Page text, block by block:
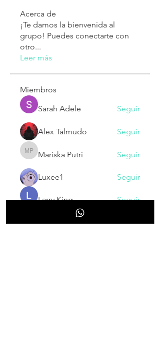
Acerca de
¡Te damos la bienvenida al
grupo! Puedes conectarte con
otro...
Leer más
Miembros
Sarah Adele
Seguir
Alex Talmudo Seguir
Mariska Putri
Mariska Putri Seguir
Luxee1 Seguir
Larry King
Seguir
Ver todos los miembros (130)